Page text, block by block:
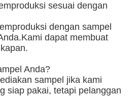
sesuai dengan
dengan sampel
dapat membuat
Anda?
sampel jika kami
siap pakai, tetapi pelanggan